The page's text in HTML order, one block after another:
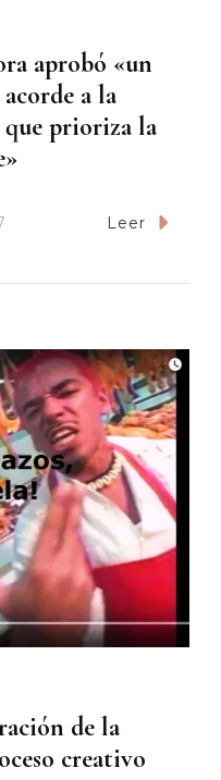
aprobó «un
a la
que prioriza la
Leer
de la
creativo